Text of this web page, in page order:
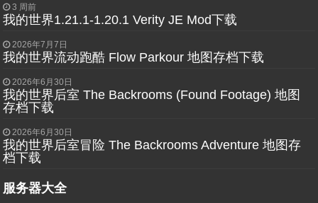
3 周前
我的世界1.21.1-1.20.1 Verity JE Mod下载
2026年7月7日
我的世界流动跑酷 Flow Parkour 地图存档下载
2026年6月30日
我的世界后室 The Backrooms (Found Footage) 地图
存档下载
2026年6月30日
我的世界后室冒险 The Backrooms Adventure 地图存
档下载
服务器大全